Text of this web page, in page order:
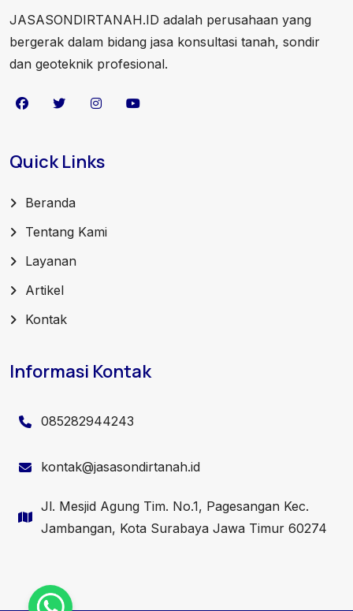
JASASONDIRTANAH.ID adalah perusahaan yang
bergerak dalam bidang jasa konsultasi tanah, sondir
dan geoteknik profesional.
Quick Links
Beranda
Tentang Kami
Layanan
Artikel
Kontak
Informasi Kontak
085282944243
kontak@jasasondirtanah.id
Jl. Mesjid Agung Tim. No.1, Pagesangan Kec.
Jambangan, Kota Surabaya Jawa Timur 60274